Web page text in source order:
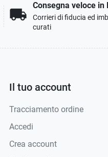
local_shipping
Consegna veloce in
Corrieri di fiducia ed
curati
Il tuo account
Tracciamento ordine
Accedi
Crea account